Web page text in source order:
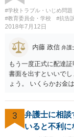
#学校トラブル・いじめ問題
#教育委員会・学校
#抗告
2018年7月12日
内藤 政信 弁護
もう一度正式に配達
書面を出すといいで
ょう。 いくらかお金
3
弁護士に相談
いると不利に